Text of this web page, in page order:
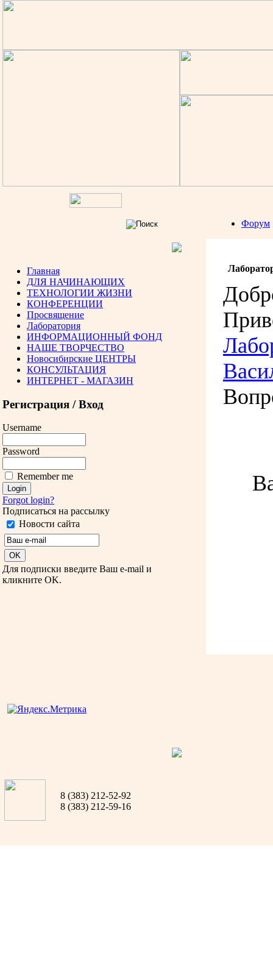
Форум
Главная
ДЛЯ НАЧИНАЮЩИХ
ТЕХНОЛОГИИ ЖИЗНИ
КОНФЕРЕНЦИИ
Просвящение
Лаборатория
ИНФОРМАЦИОННЫЙ ФОНД
НАШЕ ТВОРЧЕСТВО
Новосибирские ЦЕНТРЫ
КОНСУЛЬТАЦИЯ
ИНТЕРНЕТ - МАГАЗИН
Регистрация / Вход
Username
Password
Remember me
Forgot login?
Подписаться на рассылку
Новости сайта
Для подписки введите Ваш e-mail и
кликните OK.
8 (383) 212-52-92
8 (383) 212-59-16